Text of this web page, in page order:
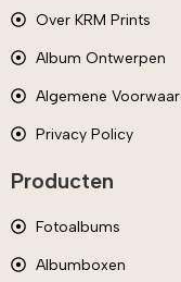
Over KRM Prints
Album Ontwerpen
Algemene
Privacy Policy
Producten
Fotoalbums
Albumboxen